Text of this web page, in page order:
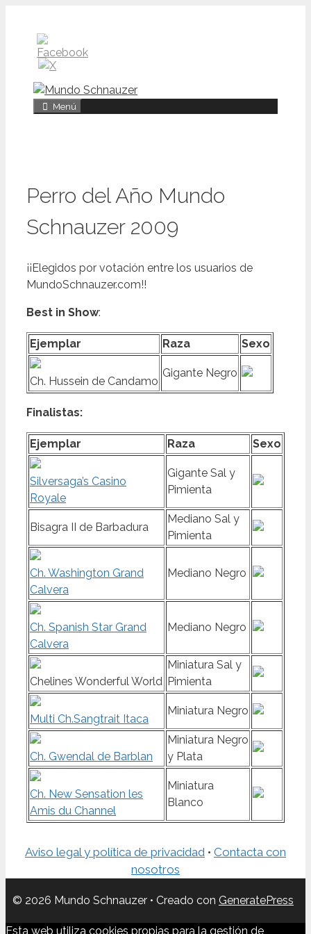
contenido
Menú
Perro del Año Mundo
Schnauzer 2009
¡¡Elegidos por votación entre los usuarios de
MundoSchnauzer.com!!
Best in Show:
Ejemplar Raza Sexo
Ch. Hussein de Candamo
Gigante Negro
Finalistas:
Ejemplar Raza Sexo
Silversaga’s Casino
Royale
Gigante Sal y
Pimienta
Bisagra II de Barbadura
Mediano Sal y
Pimienta
Ch. Washington Grand
Calvera
Mediano Negro
Ch. Spanish Star Grand
Calvera
Mediano Negro
Chelines Wonderful World
Miniatura Sal y
Pimienta
Multi Ch.Sangtrait Itaca
Miniatura Negro
Ch. Gwendal de Barblan
Miniatura Negro
y Plata
Ch. New Sensation les
Amis du Channel
Miniatura
Blanco
Aviso legal y política de privacidad • Contacta con
nosotros
© 2026 Mundo Schnauzer • Creado con GeneratePress
Esta web utiliza cookies propias para la gestión de